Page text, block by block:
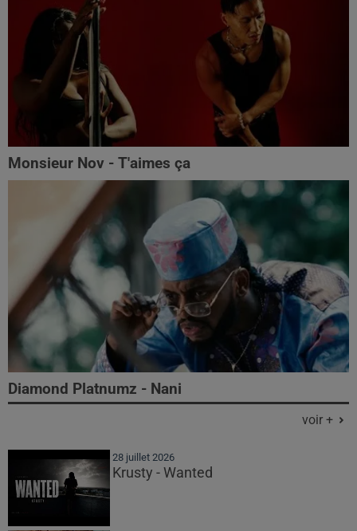
Monsieur Nov - T'aimes ça
Diamond Platnumz - Nani
voir +
28 juillet 2026
Krusty - Wanted